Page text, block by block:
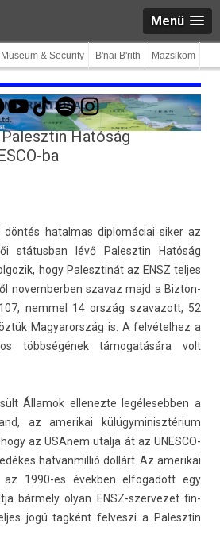
Menü
Museum & Security B'nai B'rith Mazsiköm
YouTube
TikTokSpotifyInstagram
Hatóság
ba
döntés hatal­mas di­plomáciai siker az
státus­ban lévő Palesztin Hatóság
hogy Palesztinát az ENSZ tel­jes
novem­berb­en szavaz majd a Bi­zton­
nem­mel 14 ország szavazott, 52
Magyarország is. A fel­vétel­hez a
többségének támogatására volt
Államok el­lenez­te legélesebb­en a
az amerikai külügyminisztérium
az USAnem utal­ja át az UNESCO-
hat­vanmil­lió dollárt. Az amerikai
az 1990-es évekb­en el­fogadott egy
bármely olyan ENSZ-szervezet fin­
jogú tagként fel­veszi a Palesztin